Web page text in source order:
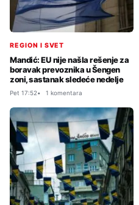
REGION I SVET
Mandić: EU nije našla rešenje za
boravak prevoznika u Šengen
zoni, sastanak sledeće nedelje
Pet 17:52 1 komentara